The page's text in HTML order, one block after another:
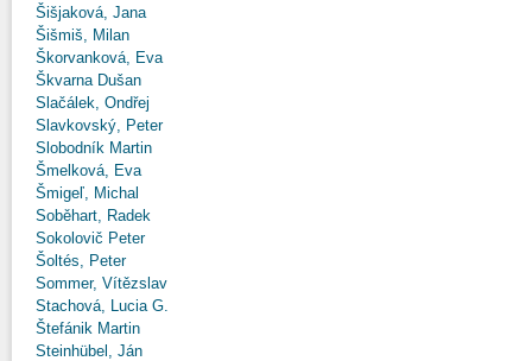
Šišjaková, Jana
Šišmiš, Milan
Škorvanková, Eva
Škvarna Dušan
Slačálek, Ondřej
Slavkovský, Peter
Slobodník Martin
Šmelková, Eva
Šmigeľ, Michal
Soběhart, Radek
Sokolovič Peter
Šoltés, Peter
Sommer, Vítězslav
Stachová, Lucia G.
Štefánik Martin
Steinhübel, Ján